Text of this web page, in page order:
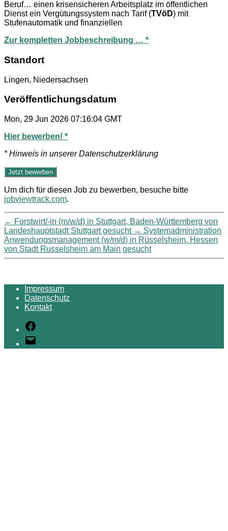
Beruf… einen krisensicheren Arbeitsplatz im öffentlichen
Dienst ein Vergütungssystem nach Tarif (TVöD) mit
Stufenautomatik und finanziellen
Zur kompletten Jobbeschreibung … *
Standort
Lingen, Niedersachsen
Veröffentlichungsdatum
Mon, 29 Jun 2026 07:16:04 GMT
Hier bewerben! *
* Hinweis in unserer Datenschutzerklärung
Um dich für diesen Job zu bewerben, besuche bitte
jobviewtrack.com.
← Forstwirt/-in (m/w/d) in Stuttgart, Baden-Württemberg von
Landeshauptstadt Stuttgart gesucht → Systemadministration
Anwendungsmanagement (w/m/d) in Rüsselsheim, Hessen
von Stadt Russelsheim am Main gesucht
Impressum
Datenschutz
Kontakt
Facebook
E-
Mail